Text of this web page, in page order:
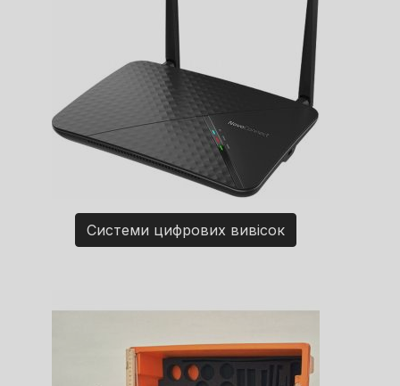
Системи цифрових вивісок